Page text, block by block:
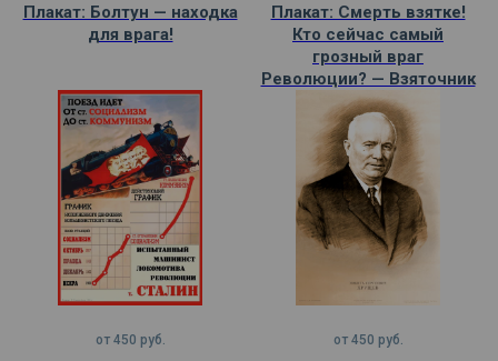
Плакат: Болтун — находка
для врага!
Плакат: Смерть взятке!
Кто сейчас самый
грозный враг
Революции? — Взяточник
от 450 руб. от 450 руб.